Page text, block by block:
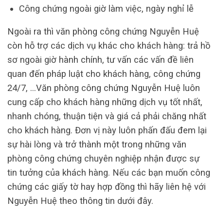
Công chứng ngoài giờ làm việc, ngày nghỉ lễ
Ngoài ra thì văn phòng công chứng Nguyễn Huệ
còn hỗ trợ các dịch vụ khác cho khách hàng: trả hồ
sơ ngoài giờ hành chính, tư vấn các vấn đề liên
quan đến pháp luật cho khách hàng, công chứng
24/7, …Văn phòng công chứng Nguyễn Huệ luôn
cung cấp cho khách hàng những dịch vụ tốt nhất,
nhanh chóng, thuận tiện và giá cả phải chăng nhất
cho khách hàng. Đơn vị này luôn phấn đấu đem lại
sự hài lòng và trở thành một trong những văn
phòng công chứng chuyên nghiệp nhận được sự
tin tưởng của khách hàng. Nếu các bạn muốn công
chứng các giấy tờ hay hợp đồng thì hãy liên hệ với
Nguyễn Huệ theo thông tin dưới đây.